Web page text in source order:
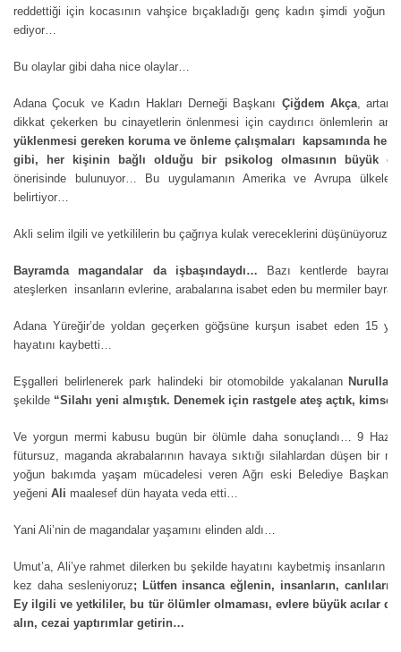
reddettiği için kocasının vahşice bıçakladığı genç kadın şimdi yoğun
ediyor…
Bu olaylar gibi daha nice olaylar…
Adana Çocuk ve Kadın Hakları Derneği Başkanı Çiğdem Akça,
dikkat çekerken bu cinayetlerin önlenmesi için caydırıcı önlemlerin
yüklenmesi gereken koruma ve önleme çalışmaları kapsamında
gibi, her kişinin bağlı olduğu bir psikolog olmasının büyük
önerisinde bulunuyor… Bu uygulamanın Amerika ve Avrupa
belirtiyor…
Akli selim ilgili ve yetkililerin bu çağrıya kulak vereceklerini düşünüyoruz,
Bayramda magandalar da işbaşındaydı… Bazı kentlerde bayram
ateşlerken insanların evlerine, arabalarına isabet eden bu mermiler
Adana Yüreğir’de yoldan geçerken göğsüne kurşun isabet eden 15
hayatını kaybetti…
Eşgalleri belirlenerek park halindeki bir otomobilde yakalanan Nurullah
şekilde “Silahı yeni almıştık. Denemek için rastgele ateş açtık,
Ve yorgun mermi kabusu bugün bir ölümle daha sonuçlandı… 9
fütursuz, maganda akrabalarının havaya sıktığı silahlardan düşen bir
yoğun bakımda yaşam mücadelesi veren Ağrı eski Belediye Başkanı
yeğeni Ali maalesef dün hayata veda etti…
Yani Ali’nin de magandalar yaşamını elinden aldı…
Umut’a, Ali’ye rahmet dilerken bu şekilde hayatını kaybetmiş insanların
kez daha sesleniyoruz; Lütfen insanca eğlenin, insanların,
Ey ilgili ve yetkililer, bu tür ölümler olmaması, evlere büyük acılar
alın, cezai yaptırımlar getirin…